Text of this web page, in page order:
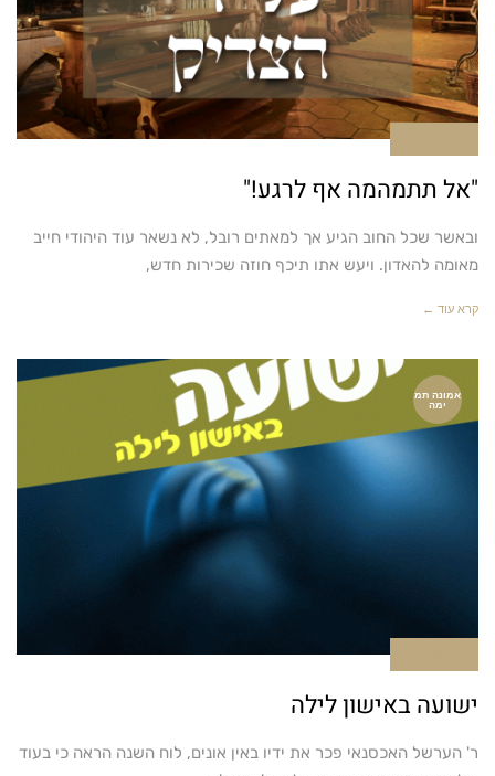
"אל תתמהמה אף לרגע!"
ובאשר שכל החוב הגיע אך למאתים רובל, לא נשאר עוד היהודי חייב
מאומה להאדון. ויעש אתו תיכף חוזה שכירות חדש,
קרא עוד ←
אמונה תמ
ימה
ישועה באישון לילה
ר' הערשל האכסנאי פכר את ידיו באין אונים, לוח השנה הראה כי בעוד